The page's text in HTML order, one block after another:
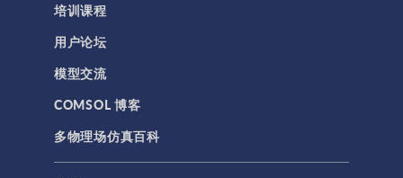
培训课程
用户论坛
模型交流
COMSOL 博客
多物理场仿真百科